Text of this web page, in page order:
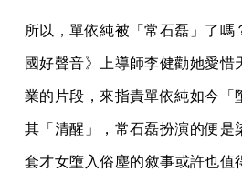
所以，單依純被「常石磊」了嗎
國好聲音》上導師李健勸她愛惜
業的片段，來指責單依純如今「
其「清醒」，常石磊扮演的便是
套才女墮入俗塵的敘事或許也